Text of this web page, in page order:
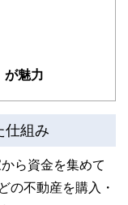
が魅力
仕組み
ら資金を集めて
の不動産を購入・